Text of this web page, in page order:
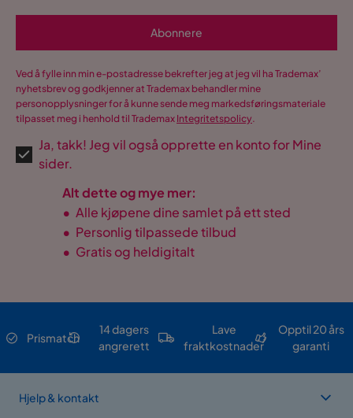
Abonnere
Ved å fylle inn min e-postadresse bekrefter jeg at jeg vil ha Trademax’
nyhetsbrev og godkjenner at Trademax behandler mine
personopplysninger for å kunne sende meg markedsføringsmateriale
tilpasset meg i henhold til Trademax Integritetspolicy.
Ja, takk! Jeg vil også opprette en konto for Mine
sider.
Alt dette og mye mer:
• Alle kjøpene dine samlet på ett sted
• Personlig tilpassede tilbud
• Gratis og heldigitalt
Prismatch
14 dagers
angrerett
Lave
fraktkostnader
Opptil 20 års
garanti
Hjelp & kontakt